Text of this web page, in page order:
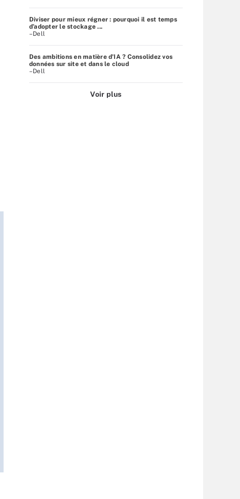
Diviser pour mieux régner : pourquoi il est temps
d’adopter le stockage ...
–Dell
Des ambitions en matière d'IA ? Consolidez vos
données sur site et dans le cloud
–Dell
Voir plus